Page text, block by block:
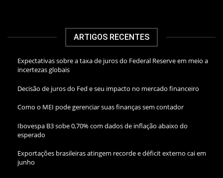
ARTIGOS RECENTES
Expectativas sobre a taxa de juros do Federal Reserve em meio a
incertezas globais
Decisão de juros do Fed e seu impacto no mercado financeiro
Como o MEI pode gerenciar suas finanças sem contador
Ibovespa B3 sobe 0,70% com dados de inflação abaixo do
esperado
Exportações brasileiras atingem recorde e déficit externo cai em
junho